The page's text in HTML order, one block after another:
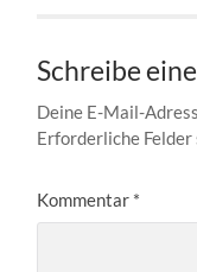
Schreibe
Deine E-Mail-
Erforderliche Felder
Kommentar *